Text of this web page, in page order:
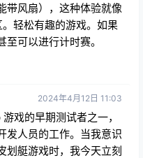
带风扇），这种体验就像
轻松有趣的游戏。如果
可以进行计时赛。
2024年4月12日 11:03
戏的早期测试者之一，
发人员的工作。当我意识
划艇游戏时，我今天立刻